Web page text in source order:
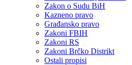
Zakon o Sudu BiH
Kazneno pravo
Građansko pravo
Zakoni FBIH
Zakoni RS
Zakoni Brčko Distrikt
Ostali propisi